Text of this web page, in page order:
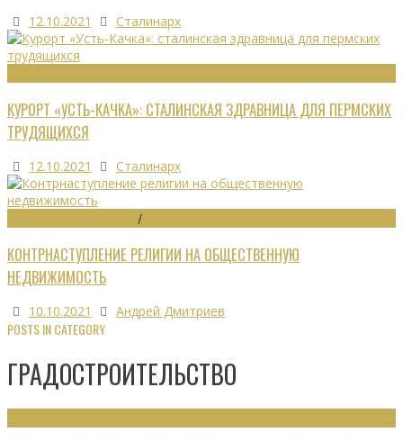
12.10.2021 Сталинарх
КУРОРТ «УСТЬ-КАЧКА»: СТАЛИНСКАЯ ЗДРАВНИЦА ДЛЯ ПЕРМСКИХ
ТРУДЯЩИХСЯ
12.10.2021 Сталинарх
/
КОНТРНАСТУПЛЕНИЕ РЕЛИГИИ НА ОБЩЕСТВЕННУЮ
НЕДВИЖИМОСТЬ
10.10.2021 Андрей Дмитриев
POSTS IN CATEGORY
ГРАДОСТРОИТЕЛЬСТВО